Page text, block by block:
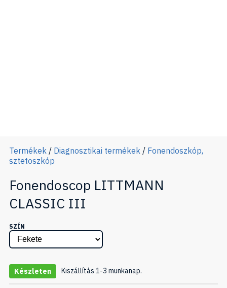
Termékek / Diagnosztikai termékek / Fonendoszkóp,
sztetoszkóp
Fonendoscop LITTMANN
CLASSIC III
SZÍN
Készleten Kiszállítás 1-3 munkanap.